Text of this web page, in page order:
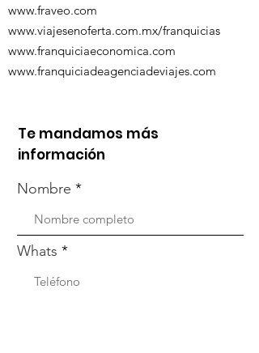
www.fraveo.com
www.viajesenoferta.com.mx/franquicias
www.franquiciaeconomica.com
www.franquiciadeagenciadeviajes.com
Te mandamos más
información
Nombre
Whats